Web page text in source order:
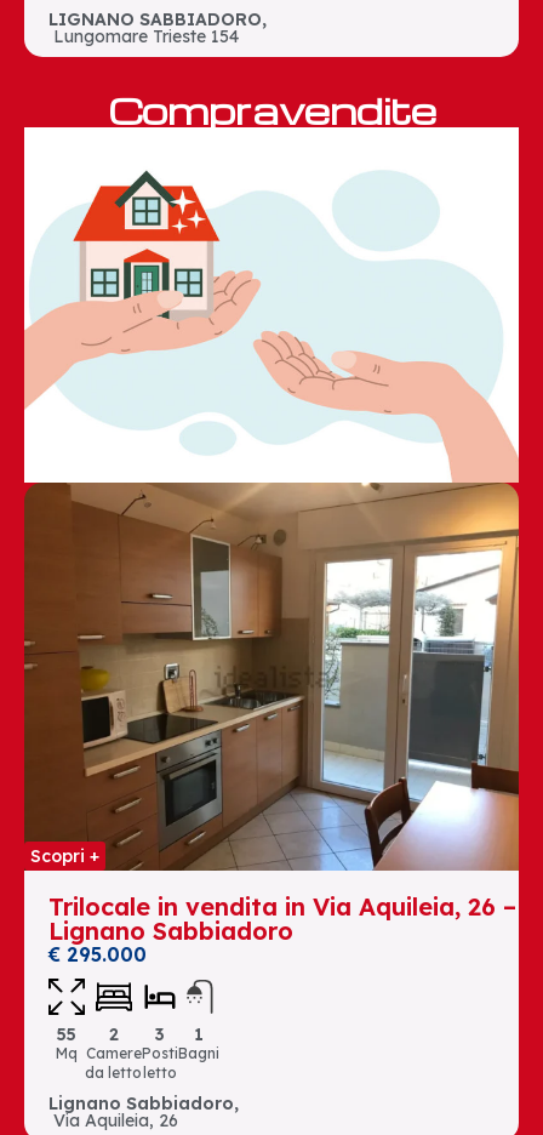
LIGNANO SABBIADORO,
Lungomare Trieste 154
Compravendite
Scopri +
Trilocale in vendita in Via Aquileia, 26 –
Lignano Sabbiadoro
€ 295.000
55
Mq
2
Camere
da letto
3
Posti
letto
1
Bagni
Lignano Sabbiadoro,
Via Aquileia, 26